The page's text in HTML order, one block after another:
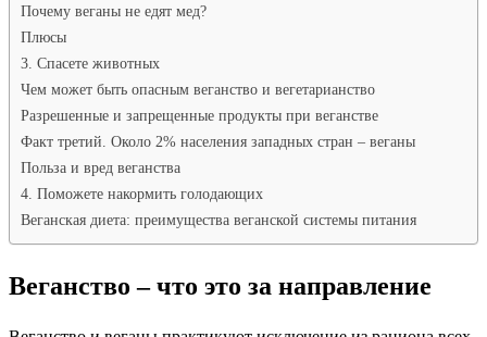
Почему веганы не едят мед?
Плюсы
3. Спасете животных
Чем может быть опасным веганство и вегетарианство
Разрешенные и запрещенные продукты при веганстве
Факт третий. Около 2% населения западных стран – веганы
Польза и вред веганства
4. Поможете накормить голодающих
Веганская диета: преимущества веганской системы питания
Веганство – что это за направление